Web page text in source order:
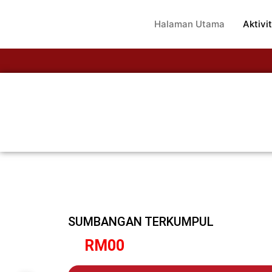
Halaman Utama
SUMBANGAN TERKUMPUL
RM 00